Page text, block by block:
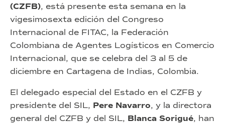
(CZFB), está presente esta semana en la
vigesimosexta edición del Congreso
Internacional de FITAC, la Federación
Colombiana de Agentes Logísticos en Comercio
Internacional, que se celebra del 3 al 5 de
diciembre en Cartagena de Indias, Colombia.
El delegado especial del Estado en el CZFB y
presidente del SIL, Pere Navarro, y la directora
general del CZFB y del SIL, Blanca Sorigué, han